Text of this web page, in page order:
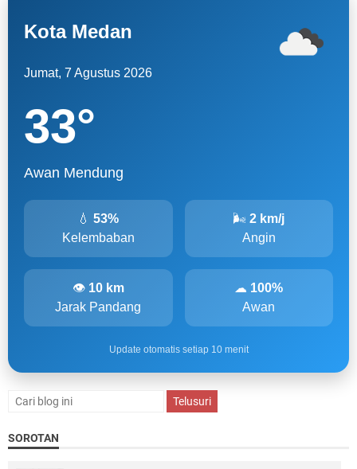
Kota Medan
Jumat, 7 Agustus 2026
33°
Awan Mendung
💧53%
Kelembaban
🌬2 km/j
Angin
👁 10 km
Jarak Pandang
☁ 100%
Awan
Update otomatis setiap 10 menit
SOROTAN